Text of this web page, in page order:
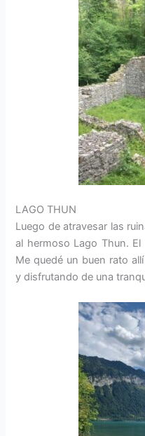
LAGO THUN
Luego de atravesar las
al hermoso Lago Thun.
Me quedé un buen rato
y disfrutando de una